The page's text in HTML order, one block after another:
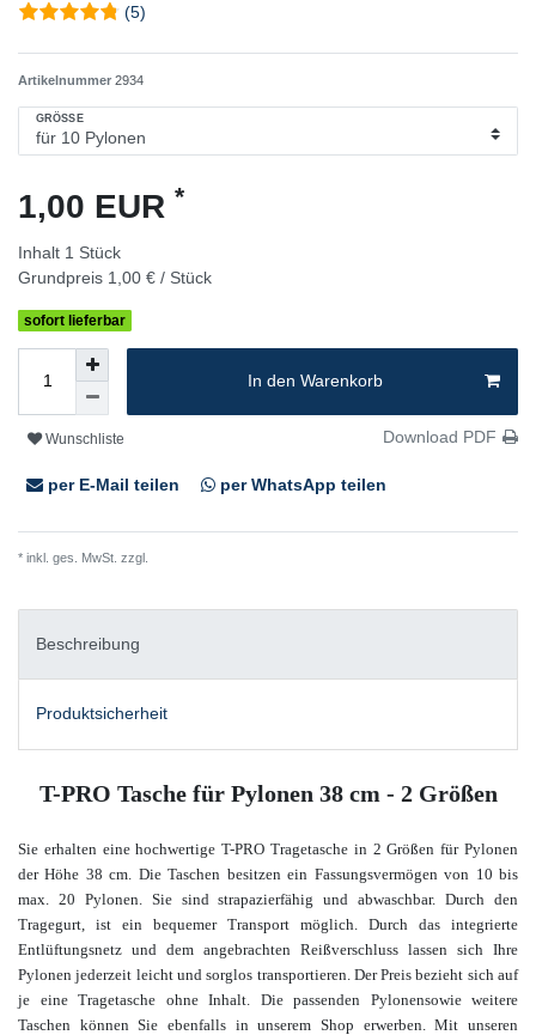
(5)
Artikelnummer 2934
GRÖSSE
1,00 EUR *
Inhalt 1 Stück
Grundpreis 1,00 € / Stück
sofort lieferbar
In den Warenkorb
Wunschliste Download PDF
per E-Mail teilen per WhatsApp teilen
* inkl. ges. MwSt. zzgl.
Beschreibung
Produktsicherheit
T-PRO Tasche für Pylonen 38 cm - 2 Größen
Sie erhalten eine hochwertige T-PRO Tragetasche in 2 Größen für Pylonen
der Höhe 38 cm. Die Taschen besitzen ein Fassungsvermögen von 10 bis
max. 20 Pylonen. Sie sind strapazierfähig und abwaschbar. Durch den
Tragegurt, ist ein bequemer Transport möglich. Durch das integrierte
Entlüftungsnetz und dem angebrachten Reißverschluss lassen sich Ihre
Pylonen jederzeit leicht und sorglos transportieren. Der Preis bezieht sich auf
je eine Tragetasche ohne Inhalt. Die passenden Pylonensowie weitere
Taschen können Sie ebenfalls in unserem Shop erwerben.Mit unseren